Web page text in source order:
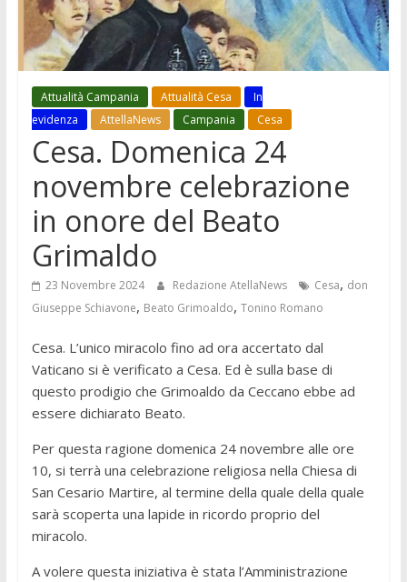
Attualità Campania Attualità Cesa
In
evidenza
AttellaNews Campania Cesa
Cesa. Domenica 24
novembre celebrazione
in onore del Beato
Grimaldo
23 Novembre 2024 Redazione AtellaNews Cesa, don
Giuseppe Schiavone, Beato Grimoaldo, Tonino Romano
Cesa. L’unico miracolo fino ad ora accertato dal
Vaticano si è verificato a Cesa. Ed è sulla base di
questo prodigio che Grimoaldo da Ceccano ebbe ad
essere dichiarato Beato.
Per questa ragione domenica 24 novembre alle ore
10, si terrà una celebrazione religiosa nella Chiesa di
San Cesario Martire, al termine della quale della quale
sarà scoperta una lapide in ricordo proprio del
miracolo.
A volere questa iniziativa è stata l’Amministrazione